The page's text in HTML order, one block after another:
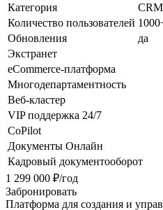
Категория
Количество пользователей
Обновления
да
Экстранет
eCommerce-платформа
Многодепартаментность
Веб-кластер
VIP поддержка 24/7
CoPilot
Документы Онлайн
Кадровый документооборот
1 299 000 ₽/год
Забронировать
Платформа для создания и